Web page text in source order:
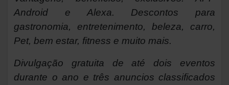
Android e Alexa. Descontos para
gastronomia, entretenimento, beleza, carro,
Pet, bem estar, fitness e muito mais.
Divulgação gratuita de até dois eventos
durante o ano e três anuncios classificados